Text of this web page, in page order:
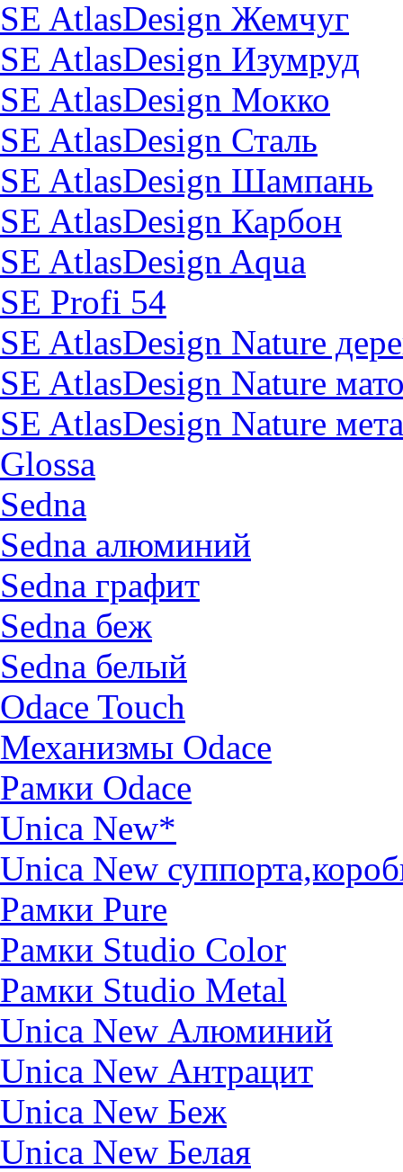
SE AtlasDesign Жемчуг
SE AtlasDesign Изумруд
SE AtlasDesign Мокко
SE AtlasDesign Сталь
SE AtlasDesign Шампань
SE AtlasDesign Карбон
SE AtlasDesign Aqua
SE Profi 54
SE AtlasDesign Nature
SE AtlasDesign Nature
SE AtlasDesign Nature
Glossa
Sedna
Sedna алюминий
Sedna графит
Sedna беж
Sedna белый
Odace Touch
Механизмы Odace
Рамки Odace
Unica New*
Unica New
Рамки Pure
Рамки Studio Color
Рамки Studio Metal
Unica New Алюминий
Unica New Антрацит
Unica New Беж
Unica New Белая